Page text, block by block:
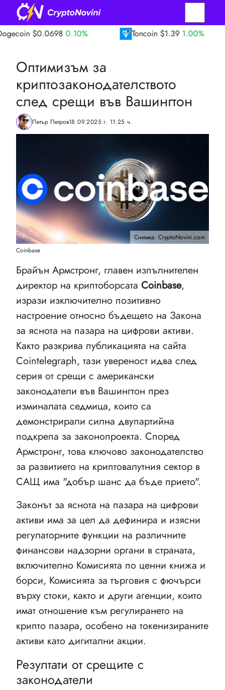
0.10% $1.39 1.00%
Оптимизъм за
криптозаконодателството
след срещи във Вашингтон
Петър Петров18.09.2025 г. 11:25 ч.
Снимка: CryptoNovini.com
Coinbase
Брайън Армстронг, главен изпълнителен
директор на криптоборсата Coinbase,
изрази изключително позитивно
настроение относно бъдещето на Закона
за яснота на пазара на цифрови активи.
Както разкрива публикацията на сайта
Cointelegraph, тази увереност идва след
серия от срещи с американски
законодатели във Вашингтон през
изминалата седмица, които са
демонстрирали силна двупартийна
подкрепа за законопроекта. Според
Армстронг, това ключово законодателство
за развитието на криптовалутния сектор в
САЩ има "добър шанс да бъде прието".
Законът за яснота на пазара на цифрови
активи има за цел да дефинира и изясни
регулаторните функции на различните
финансови надзорни органи в страната,
включително Комисията по ценни книжа и
борси, Комисията за търговия с фючърси
върху стоки, както и други агенции, които
имат отношение към регулирането на
крипто пазара, особено на токенизираните
активи като дигитални акции.
Резултати от срещите с
законодатели